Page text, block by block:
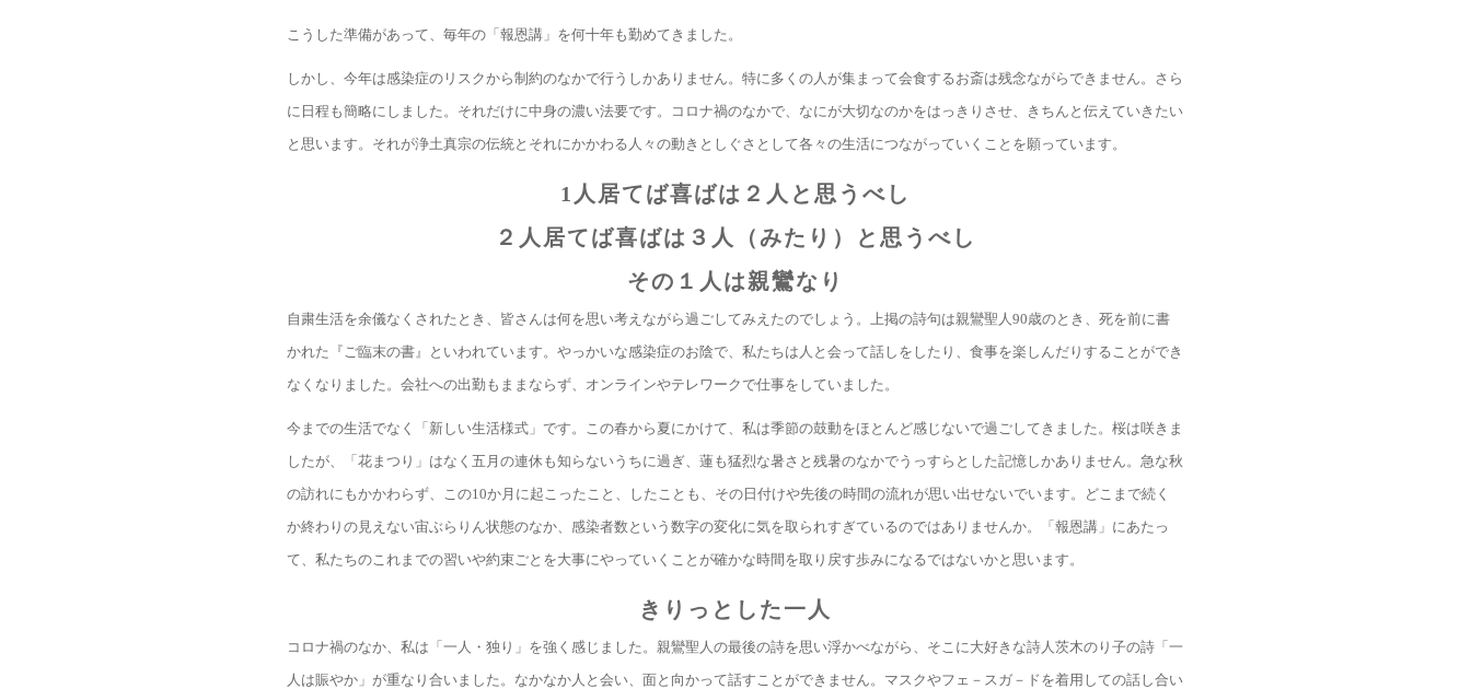
こうした準備があって、毎年の「報恩講」を何十年も勤めてきました。
しかし、今年は感染症のリスクから制約のなかで行うしかありません。特に多くの人が集まって会食するお斎は残念ながらできません。さら
に日程も簡略にしました。それだけに中身の濃い法要です。コロナ禍のなかで、なにが大切なのかをはっきりさせ、きちんと伝えていきたい
と思います。それが浄土真宗の伝統とそれにかかわる人々の動きとしぐさとして各々の生活につながっていくことを願っています。
1人居てば喜ばは２人と思うべし
２人居てば喜ばは３人（みたり）と思うべし
その１人は親鸞なり
自粛生活を余儀なくされたとき、皆さんは何を思い考えながら過ごしてみえたのでしょう。上掲の詩句は親鸞聖人90歳のとき、死を前に書
かれた『ご臨末の書』といわれています。やっかいな感染症のお陰で、私たちは人と会って話しをしたり、食事を楽しんだりすることができ
なくなりました。会社への出勤もままならず、オンラインやテレワークで仕事をしていました。
今までの生活でなく「新しい生活様式」です。この春から夏にかけて、私は季節の鼓動をほとんど感じないで過ごしてきました。桜は咲きま
したが、「花まつり」はなく五月の連休も知らないうちに過ぎ、蓮も猛烈な暑さと残暑のなかでうっすらとした記憶しかありません。急な秋
の訪れにもかかわらず、この10か月に起こったこと、したことも、その日付けや先後の時間の流れが思い出せないでいます。どこまで続く
か終わりの見えない宙ぶらりん状態のなか、感染者数という数字の変化に気を取られすぎているのではありませんか。「報恩講」にあたっ
て、私たちのこれまでの習いや約束ごとを大事にやっていくことが確かな時間を取り戻す歩みになるではないかと思います。
きりっとした一人
コロナ禍のなか、私は「一人・独り」を強く感じました。親鸞聖人の最後の詩を思い浮かべながら、そこに大好きな詩人茨木のり子の詩「一
人は賑やか」が重なり合いました。なかなか人と会い、面と向かって話すことができません。マスクやフェ－スガ－ドを着用しての話し合い